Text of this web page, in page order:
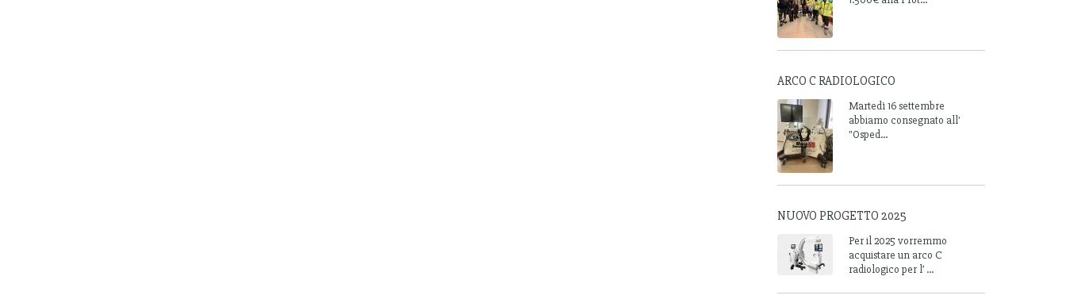
ARCO C RADIOLOGICO
Martedì 16 settembre
abbiamo consegnato all'
"Osped...
NUOVO PROGETTO 2025
Per il 2025 vorremmo
acquistare un arco C
radiologico per l’ ...